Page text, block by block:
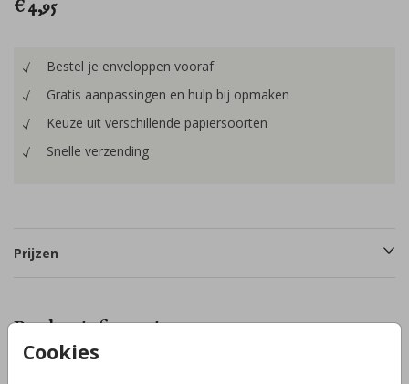
Cookies
€ 4,95
Bestel je enveloppen vooraf
Gratis aanpassingen en hulp bij opmaken
Keuze uit verschillende papiersoorten
Snelle verzending
Prijzen
Productinformatie